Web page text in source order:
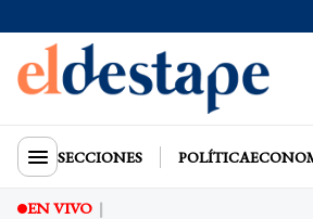
SECCIONES POLÍTICA
EN VIVO